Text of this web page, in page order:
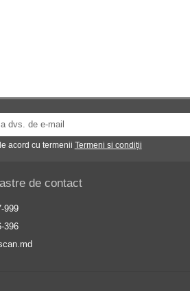
acord cu termenii Termeni si condiții
de contact
999
396